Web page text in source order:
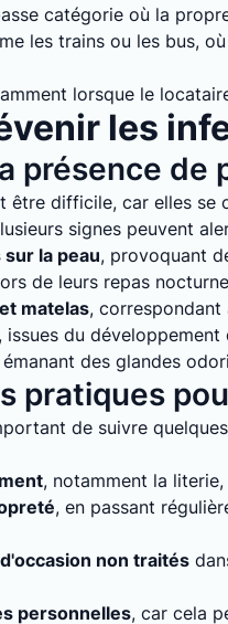
catégorie où la
les trains ou les bus,
lorsque le
les
présence de
être difficile, car elles
signes peuvent
la peau, provoquant
de leurs repas
matelas, correspondant
, issues du
émanant des glandes
pratiques
de suivre
, notamment la
, en passant
non traités
personnelles, car cela